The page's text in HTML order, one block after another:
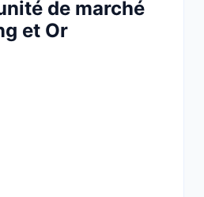
de marché
et Or